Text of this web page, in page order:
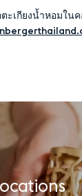
ะเกียงน้ำหอมใน